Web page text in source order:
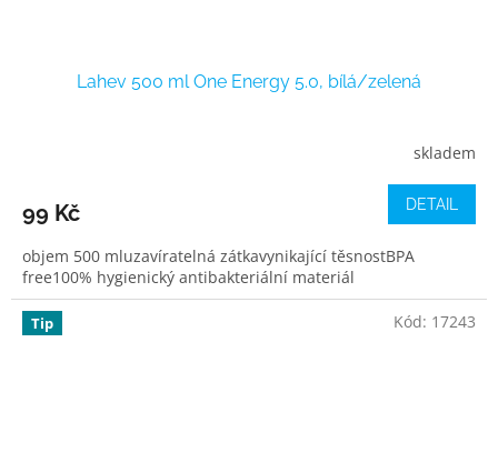
Lahev 500 ml One Energy 5.0, bílá/zelená
skladem
99 Kč DETAIL
objem 500 mluzavíratelná zátkavynikající těsnostBPA
free100% hygienický antibakteriální materiál
Tip Kód: 17243